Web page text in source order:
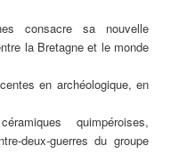
consacre sa nouvelle
la Bretagne et le monde
en archéologique, en
quimpéroises,
deux-guerres du groupe